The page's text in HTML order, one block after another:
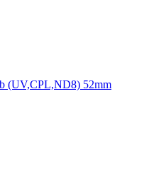
(UV,CPL,ND8) 52mm